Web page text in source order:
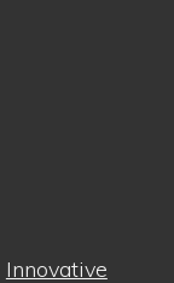
Innovative